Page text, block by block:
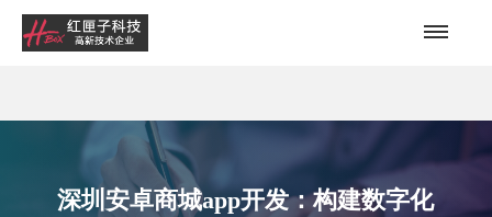
深圳安卓商城app开发：构建数字化